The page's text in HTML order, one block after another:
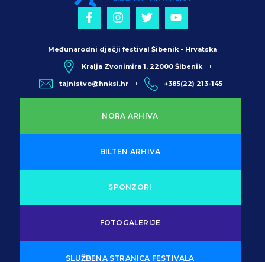
NORA ARHIVA
BILTEN ARHIVA
SPONZORI
FOTOGALERIJE
SLUŽBENA STRANICA FESTIVALA
Međunarodni dječji festival Šibenik - Hrvatska
Kralja Zvonimira 1, 22000 Šibenik
tajnistvo@hnksi.hr +385(22) 213-145